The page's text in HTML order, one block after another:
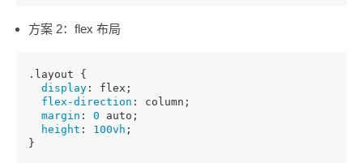
方案 2：flex 布局
.layout {
display : flex;
flex-direction : column;
margin : 0 auto;
height : 100vh ;
}